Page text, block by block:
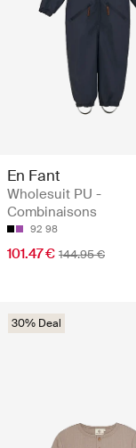
En Fant
Wholesuit PU -
Combinaisons
92 98
101.47 € 144.95 €
30% Deal